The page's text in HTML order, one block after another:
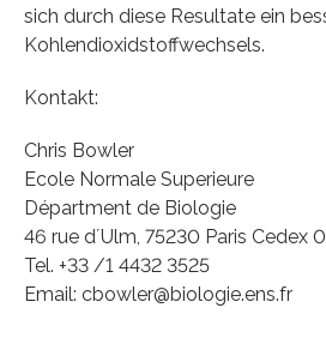
sich durch diese Resultate ein
Kohlendioxidstoffwechsels.
Kontakt:
Chris Bowler
Ecole Normale Superieure
Départment de Biologie
46 rue d´Ulm, 75230 Paris Cedex
Tel. +33 /1 4432 3525
Email: cbowler@biologie.ens.fr